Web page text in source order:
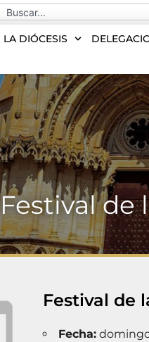
LA DIÓCESIS
Festival de
Festival de
Fecha: